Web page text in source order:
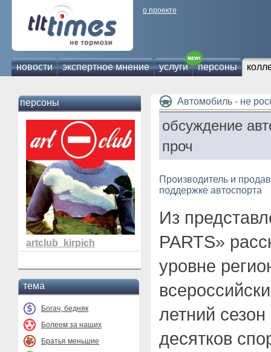
о проекте
новости экспертное мнение услуги персоны
персоны
artclub_kirpich
тема
Богач, бедняк
Болеем за наших
Братья меньшие
Автомобиль - не
обсуждение
проч
Производитель и
поддержке автоспорта
Из
PARTS»
уровне
летний
десятков